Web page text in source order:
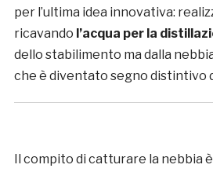
per l’ultima idea innovativa:
ricavando l’acqua per la
dello stabilimento ma dalla
che è diventato segno distintivo
Il compito di catturare la nebbia